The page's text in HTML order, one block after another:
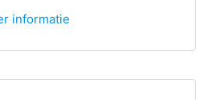
informatie